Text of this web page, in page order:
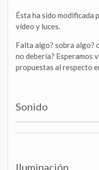
Ésta ha sido modificada
vídeo y luces.
Falta algo? sobra algo?
no debería? Esperamos
propuestas al respecto
Sonido
Iluminación